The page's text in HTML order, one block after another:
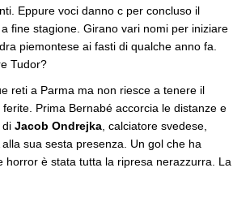
Eppure voci danno c per concluso il
fine stagione. Girano vari nomi per iniziare
piemontese ai fasti di qualche anno fa.
Tudor?
reti a Parma ma non riesce a tenere il
Prima Bernabé accorcia le distanze e
di Jacob Ondrejka , calciatore svedese,
sua sesta presenza. Un gol che ha
horror è stata tutta la ripresa nerazzurra. La